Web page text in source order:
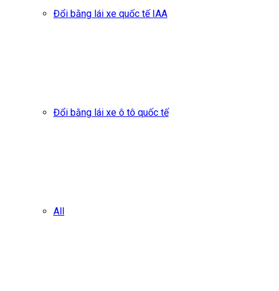
Đổi bằng lái xe quốc tế IAA
Đổi bằng lái xe ô tô quốc tế
All